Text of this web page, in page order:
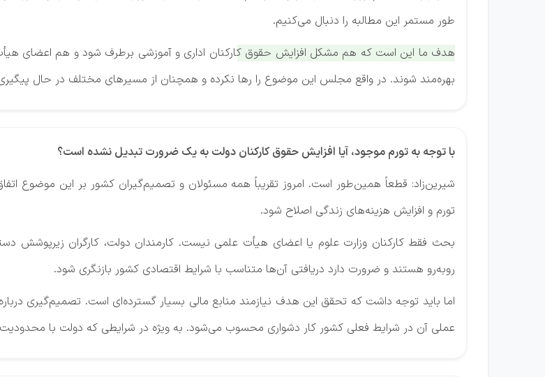
طور مستمر این مطالبه را دنبال می‌کنیم.
هدف ما این است که هم مشکل افزایش حقوق کارکنان اداری و آموزشی برطرف شود و هم اعضای هیأت
بهره‌مند شوند. در واقع مجلس این موضوع را رها نکرده و همچنان از مسیرهای مختلف در حال
با توجه به تورم موجود، آیا افزایش حقوق کارکنان دولت به یک ضرورت تبدیل نشده است؟
شیرین‌زاد: قطعاً همین‌طور است. امروز تقریباً همه مسئولان و تصمیم‌گیران کشور بر این موضوع
تورم و افزایش هزینه‌های زندگی اصلاح شود.
بحث فقط کارکنان وزارت علوم یا اعضای هیأت علمی نیست. کارمندان دولت، کارگران زیرپوشش
روبه‌رو هستند و ضرورت دارد دریافتی آن‌ها متناسب با شرایط اقتصادی کشور بازنگری شود.
اما باید توجه داشت که تحقق این هدف نیازمند منابع مالی بسیار گسترده‌ای است. تصمیم‌گیری
عملی آن در شرایط فعلی کشور کار دشواری محسوب می‌شود. به ویژه در شرایطی که دولت با